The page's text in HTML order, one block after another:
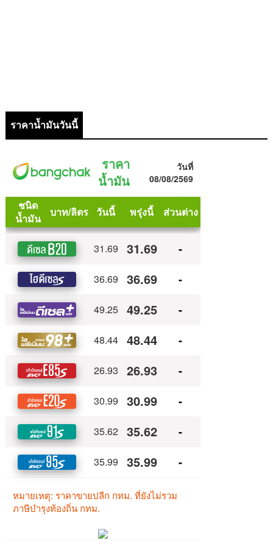
ราคาน้ำมันวันนี้